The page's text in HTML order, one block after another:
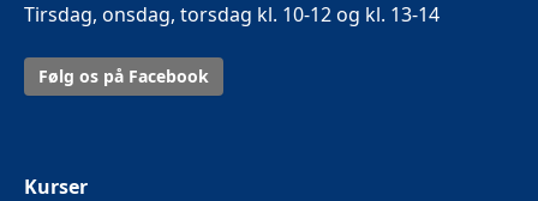
Tirsdag, onsdag, torsdag kl. 10-12 og kl. 13-14
Følg os på Facebook
Kurser